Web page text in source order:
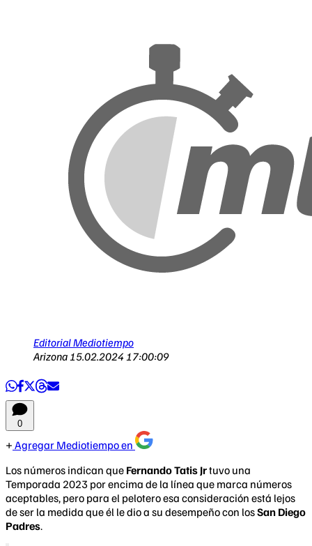
Editorial Mediotiempo
Arizona 15.02.2024 17:00:09
0
Agregar Mediotiempo en
Los números indican que Fernando Tatis Jrtuvo una
Temporada 2023 por encima de la línea que marca números
aceptables, pero para el pelotero esa consideración está lejos
de ser la medida que él le dio a su desempeño con losSan Diego
Padres.